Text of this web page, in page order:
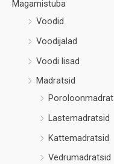
Magamistuba
Voodid
Voodijalad
Voodi lisad
Madratsid
Lastemadratsid
Kattemadratsid
Vedrumadratsid